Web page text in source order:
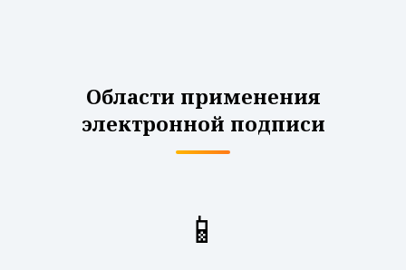
Области применения
электронной подписи
📱